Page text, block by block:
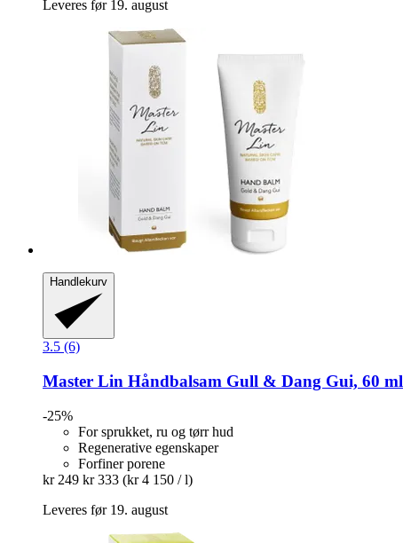
Leveres før 19. august
Handlekurv
3.5 (6)
Master Lin Håndbalsam Gull & Dang Gui, 60 ml
-25%
For sprukket, ru og tørr hud
Regenerative egenskaper
Forfiner porene
kr 249 kr 333 (kr 4 150 / l)
Leveres før 19. august